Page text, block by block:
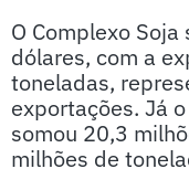
O Complexo
dólares, com a
toneladas,
exportações. Já
somou 20,3
milhões de